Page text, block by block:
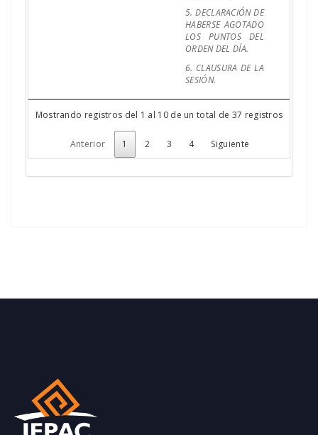
5. DECLARACIÓN DE
HABERSE AGOTADO
LOS PUNTOS DEL
ORDEN DEL DÍA.
6. CLAUSURA DE LA
SESIÓN.
Mostrando registros del 1 al 10 de un total de 37 registros
Anterior 1 2 3 4 Siguiente